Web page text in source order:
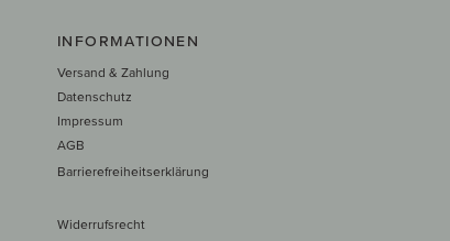
INFORMATIONEN
Versand & Zahlung
Datenschutz
Impressum
AGB
Barrierefreiheitserklärung
Widerrufsrecht